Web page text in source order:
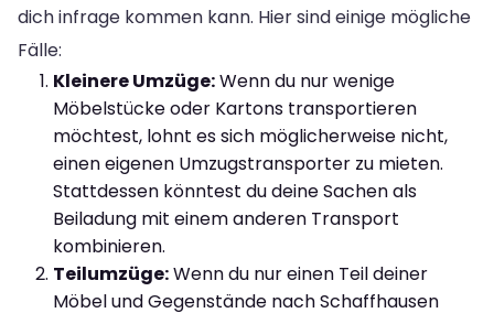
dich infrage kommen kann. Hier sind einige mögliche
Fälle:
Kleinere Umzüge:Wenn du nur wenige
Möbelstücke oder Kartons transportieren
möchtest, lohnt es sich möglicherweise nicht,
einen eigenen Umzugstransporter zu mieten.
Stattdessen könntest du deine Sachen als
Beiladung mit einem anderen Transport
kombinieren.
Teilumzüge:Wenn du nur einen Teil deiner
Möbel und Gegenstände nach Schaffhausen